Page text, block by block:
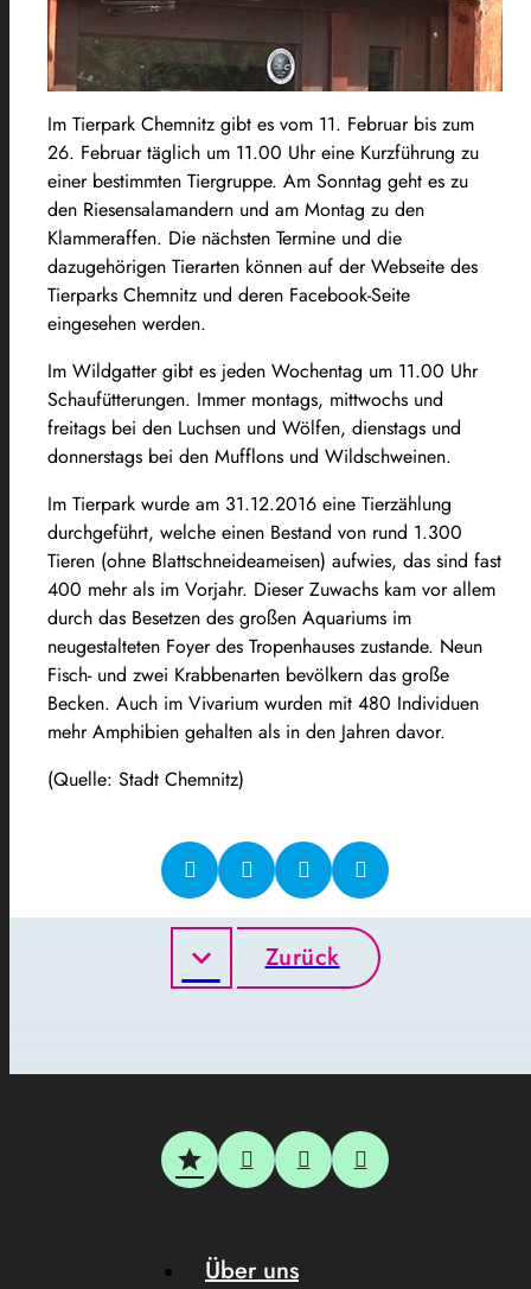
Im Tierpark Chemnitz gibt es vom 11. Februar bis zum
26. Februar täglich um 11.00 Uhr eine Kurzführung zu
einer bestimmten Tiergruppe. Am Sonntag geht es zu
den Riesensalamandern und am Montag zu den
Klammeraffen. Die nächsten Termine und die
dazugehörigen Tierarten können auf der Webseite des
Tierparks Chemnitz und deren Facebook-Seite
eingesehen werden.
Im Wildgatter gibt es jeden Wochentag um 11.00 Uhr
Schaufütterungen. Immer montags, mittwochs und
freitags bei den Luchsen und Wölfen, dienstags und
donnerstags bei den Mufflons und Wildschweinen.
Im Tierpark wurde am 31.12.2016 eine Tierzählung
durchgeführt, welche einen Bestand von rund 1.300
Tieren (ohne Blattschneideameisen) aufwies, das sind fast
400 mehr als im Vorjahr. Dieser Zuwachs kam vor allem
durch das Besetzen des großen Aquariums im
neugestalteten Foyer des Tropenhauses zustande. Neun
Fisch- und zwei Krabbenarten bevölkern das große
Becken. Auch im Vivarium wurden mit 480 Individuen
mehr Amphibien gehalten als in den Jahren davor.
(Quelle: Stadt Chemnitz)
Zurück
Über uns